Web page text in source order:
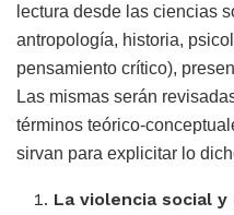
lectura desde las ciencias
antropología, historia,
pensamiento crítico),
Las mismas serán
términos teórico-
sirvan para explicitar lo
La violencia social y